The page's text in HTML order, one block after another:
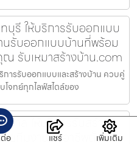
บุรี ให้บริการรับออกแบบ
นรับออกแบบบ้านที่พร้อม
รับเหมาสร้างบ้าน.com
การรับออกแบบและสร้างบ้าน ควบคู่
จทย์ทุกไลฟ์สไตล์ของ
บาล ให้บริการรับสร้าง
ยทีมงานมืออาชีพตั้งแต่
อ แชร์ เพิ่มเติม